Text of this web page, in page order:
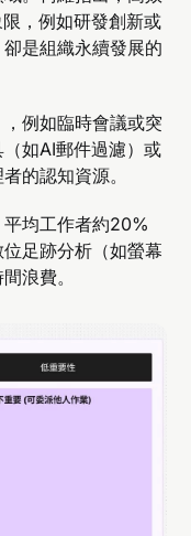
，例如研發創新或
是組織永續發展的
例如臨時會議或突
如AI郵件過濾）或
的認知資源。
均工作者約20%
足跡分析（如螢幕
浪費。